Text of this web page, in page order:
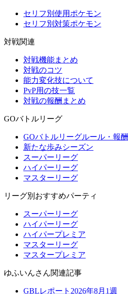
セリフ別使用ポケモン
セリフ別対策ポケモン
対戦関連
対戦機能まとめ
対戦のコツ
能力変化技について
PvP用の技一覧
対戦の報酬まとめ
GOバトルリーグ
GOバトルリーグルール・報酬
新たな歩みシーズン
スーパーリーグ
ハイパーリーグ
マスターリーグ
リーグ別おすすめパーティ
スーパーリーグ
ハイパーリーグ
ハイパープレミア
マスターリーグ
マスタープレミア
ゆふいんさん関連記事
GBLレポート2026年8月1週